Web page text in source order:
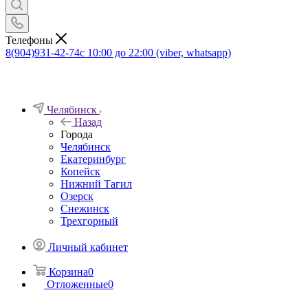
Телефоны
8(904)931-42-74с 10:00 до 22:00 (viber, whatsapp)
Челябинск
Назад
Города
Челябинск
Екатеринбург
Копейск
Нижний Тагил
Озерск
Снежинск
Трехгорный
Личный кабинет
Корзина0
Отложенные0